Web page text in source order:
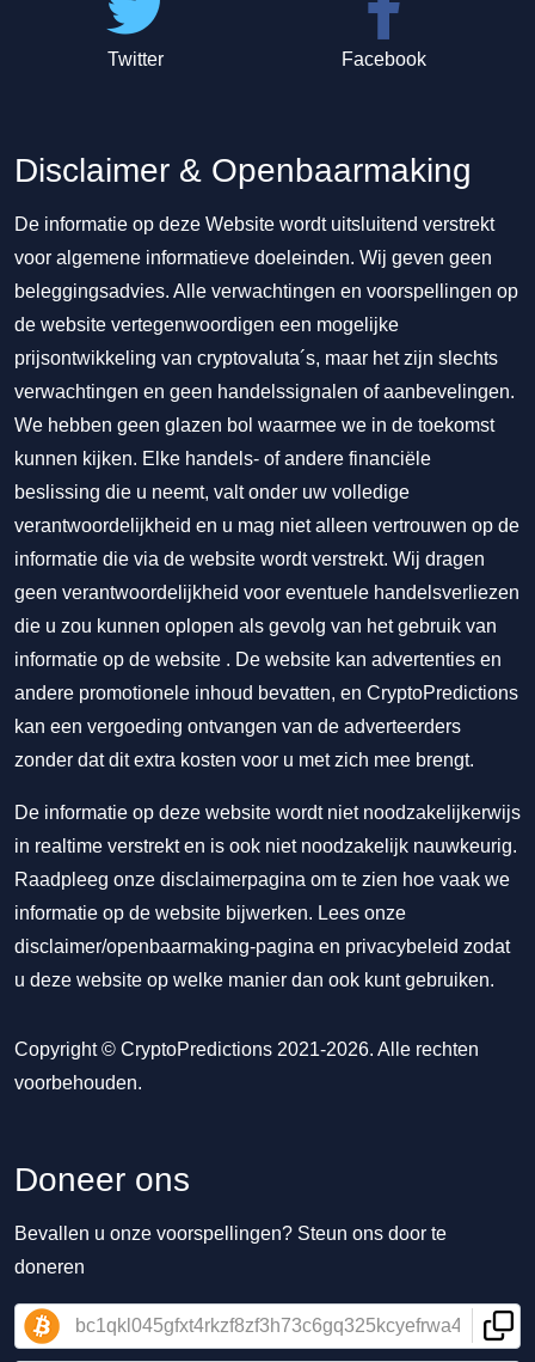
Twitter Facebook
Disclaimer & Openbaarmaking
De informatie op deze Website wordt uitsluitend verstrekt
voor algemene informatieve doeleinden. Wij geven geen
beleggingsadvies. Alle verwachtingen en voorspellingen op
de website vertegenwoordigen een mogelijke
prijsontwikkeling van cryptovaluta´s, maar het zijn slechts
verwachtingen en geen handelssignalen of aanbevelingen.
We hebben geen glazen bol waarmee we in de toekomst
kunnen kijken. Elke handels- of andere financiële
beslissing die u neemt, valt onder uw volledige
verantwoordelijkheid en u mag niet alleen vertrouwen op de
informatie die via de website wordt verstrekt. Wij dragen
geen verantwoordelijkheid voor eventuele handelsverliezen
die u zou kunnen oplopen als gevolg van het gebruik van
informatie op de website . De website kan advertenties en
andere promotionele inhoud bevatten, en CryptoPredictions
kan een vergoeding ontvangen van de adverteerders
zonder dat dit extra kosten voor u met zich mee brengt.
De informatie op deze website wordt niet noodzakelijkerwijs
in realtime verstrekt en is ook niet noodzakelijk nauwkeurig.
Raadpleeg onze disclaimerpagina om te zien hoe vaak we
informatie op de website bijwerken. Lees onze
disclaimer/openbaarmaking-pagina en privacybeleid zodat
u deze website op welke manier dan ook kunt gebruiken.
Copyright © CryptoPredictions 2021-2026. Alle rechten
voorbehouden.
Doneer ons
Bevallen u onze voorspellingen? Steun ons door te
doneren